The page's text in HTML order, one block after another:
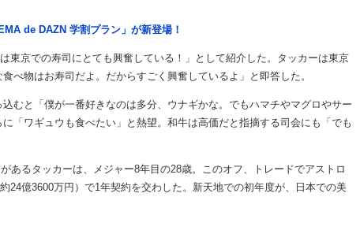
de DAZN 学割プラン」が新登場！
京での寿司にとても興奮している！」として紹介した。タッカーは東京
べ物はお寿司だよ。だからすごく興奮しているよ」と即答した。
むと「僕が一番好きなのは多分、ウナギかな。でもハマチやマグロやサー
「ワギュウも食べたい」と熱望。和牛は高価だと指摘する司会にも「でも
あるタッカーは、メジャー8年目の28歳。このオフ、トレードでアストロ
24億3600万円）で1年契約を交わした。新天地での初年度が、日本での美